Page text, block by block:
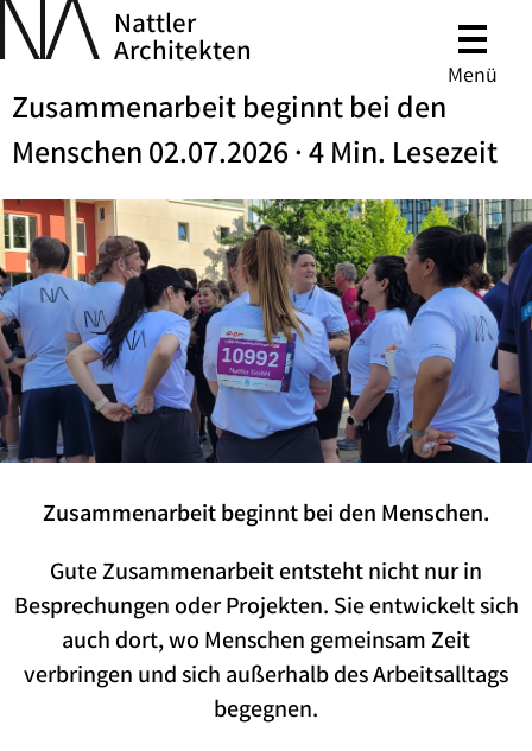
Nattler
Architekten
Menü
Zusammenarbeit beginnt bei den
Menschen 02.07.2026 · 4 Min. Lesezeit
Zusammenarbeit beginnt bei den Menschen.
Gute Zusammenarbeit entsteht nicht nur in
Besprechungen oder Projekten. Sie entwickelt sich
auch dort, wo Menschen gemeinsam Zeit
verbringen und sich außerhalb des Arbeitsalltags
begegnen.